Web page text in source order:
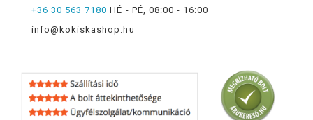
+36 30 563 7180 HÉ - PÉ, 08:00 - 16:00
info@kokiskashop.hu